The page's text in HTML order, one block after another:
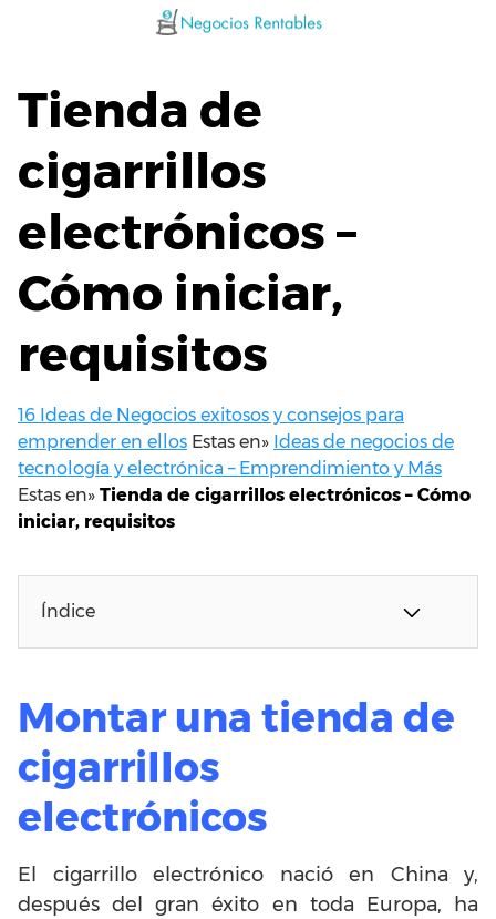
Tienda de
cigarrillos
electrónicos –
Cómo iniciar,
requisitos
16 Ideas de Negocios exitosos y consejos para
emprender en ellos Estas en» Ideas de negocios de
tecnología y electrónica – Emprendimiento y Más
Estas en» Tienda de cigarrillos electrónicos – Cómo
iniciar, requisitos
Índice
Montar una tienda de
cigarrillos
electrónicos
El cigarrillo electrónico nació en China y,
después del gran éxito en toda Europa, ha